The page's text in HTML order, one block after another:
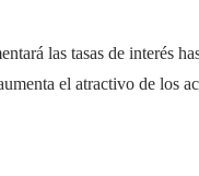
las tasas de interés
el atractivo de los